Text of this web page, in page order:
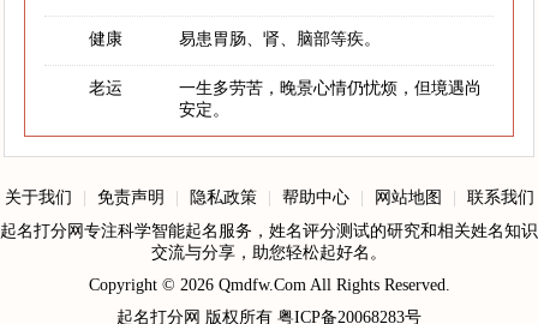
健康 易患胃肠、肾、脑部等疾。
老运
一生多劳苦，晚景心情仍忧烦，但境遇尚
安定。
关于我们 免责声明 隐私政策 帮助中心 网站地图
联系我们
起名打分网专注科学智能起名服务，姓名评分测试的研究和相关姓名知识
交流与分享，助您轻松起好名。
Copyright © 2026 Qmdfw.ComAll Rights Reserved.
起名打分网 版权所有 粤ICP备20068283号